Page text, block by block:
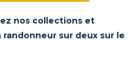
nos collections et
randonneur sur deux sur le